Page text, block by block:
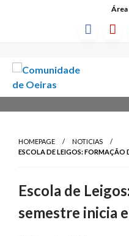
Área
HOMEPAGE
NOTICIAS
ESCOLA DE LEIGOS: FORMAÇÃO
Escola de
semestre inicia